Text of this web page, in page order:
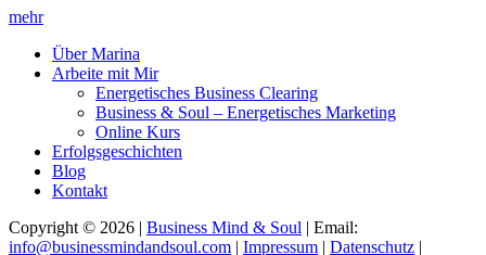
mehr
Über Marina
Arbeite mit Mir
Energetisches Business Clearing
Business & Soul – Energetisches Marketing
Online Kurs
Erfolgsgeschichten
Blog
Kontakt
Copyright © 2026 | Business Mind & Soul | Email:
info@businessmindandsoul.com | Impressum | Datenschutz |